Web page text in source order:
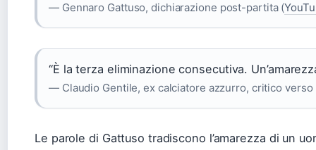
— Gennaro Gattuso, dichiarazione post-partita (
“È la terza eliminazione consecutiva.
— Claudio Gentile, ex calciatore azzurro, critico
Le parole di Gattuso tradiscono l’amarezza di un